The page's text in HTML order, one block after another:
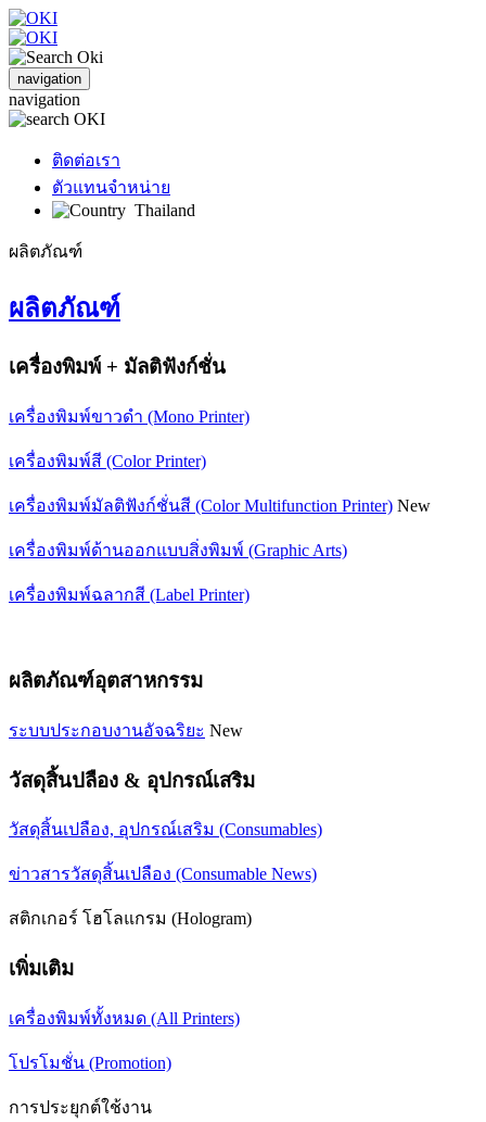
navigation
navigation
ติดต่อเรา
ตัวแทนจำหน่าย
Thailand
ผลิตภัณฑ์
ผลิตภัณฑ์
เครื่องพิมพ์ + มัลติฟังก์ชั่น
เครื่องพิมพ์ขาวดำ (Mono Printer)
เครื่องพิมพ์สี (Color Printer)
เครื่องพิมพ์มัลติฟังก์ชั่นสี (Color Multifunction Printer) New
เครื่องพิมพ์ด้านออกแบบสิ่งพิมพ์ (Graphic Arts)
เครื่องพิมพ์ฉลากสี (Label Printer)
ผลิตภัณฑ์อุตสาหกรรม
ระบบประกอบงานอัจฉริยะ New
วัสดุสิ้นปลือง & อุปกรณ์เสริม
วัสดุสิ้นเปลือง, อุปกรณ์เสริม (Consumables)
ข่าวสารวัสดุสิ้นเปลือง (Consumable News)
สติกเกอร์ โฮโลแกรม (Hologram)
เพิ่มเติม
เครื่องพิมพ์ทั้งหมด (All Printers)
โปรโมชั่น (Promotion)
การประยุกต์ใช้งาน